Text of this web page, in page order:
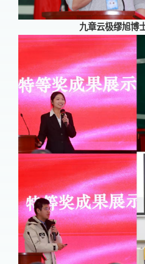
九章云极缪旭博